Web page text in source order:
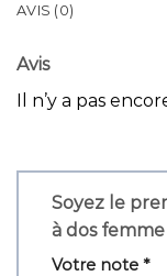
AVIS (0)
Avis
Il n’y a pas
Soyez le
à dos
Votre note *